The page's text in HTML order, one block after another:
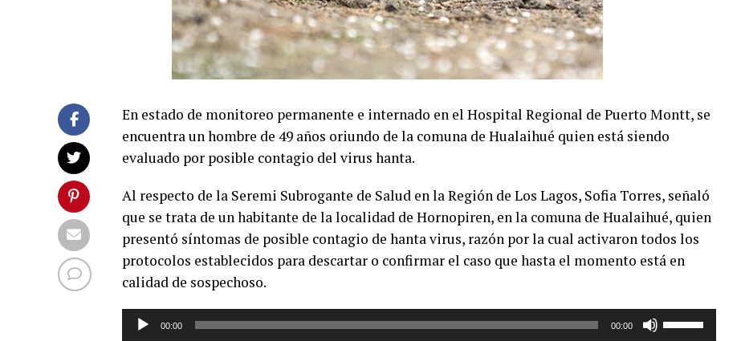
En estado de monitoreo permanente e internado en el Hospital Regional de Puerto Montt, se
encuentra un hombre de 49 años oriundo de la comuna de Hualaihué quien está siendo
evaluado por posible contagio del virus hanta.
Al respecto de la Seremi Subrogante de Salud en la Región de Los Lagos, Sofia Torres, señaló
que se trata de un habitante de la localidad de Hornopiren, en la comuna de Hualaihué, quien
presentó síntomas de posible contagio de hanta virus, razón por la cual activaron todos los
protocolos establecidos para descartar o confirmar el caso que hasta el momento está en
calidad de sospechoso.
Reproductor
00:00 00:00